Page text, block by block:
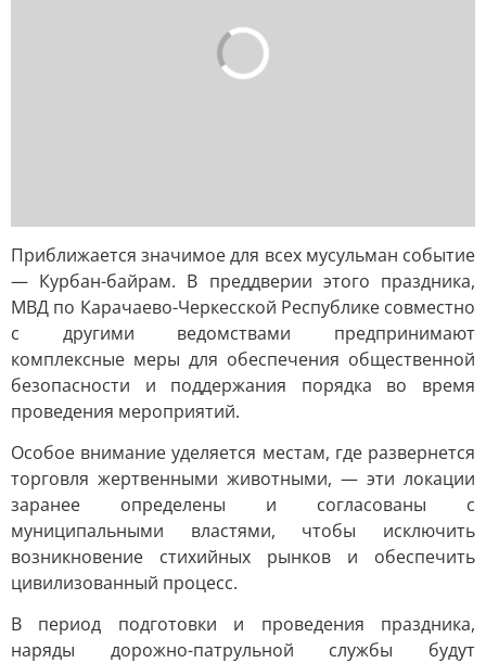
Приближается значимое для всех мусульман событие
— Курбан-байрам. В преддверии этого праздника,
МВД по Карачаево-Черкесской Республике совместно
с другими ведомствами предпринимают
комплексные меры для обеспечения общественной
безопасности и поддержания порядка во время
проведения мероприятий.
Особое внимание уделяется местам, где развернется
торговля жертвенными животными, — эти локации
заранее определены и согласованы с
муниципальными властями, чтобы исключить
возникновение стихийных рынков и обеспечить
цивилизованный процесс.
В период подготовки и проведения праздника,
наряды дорожно-патрульной службы будут